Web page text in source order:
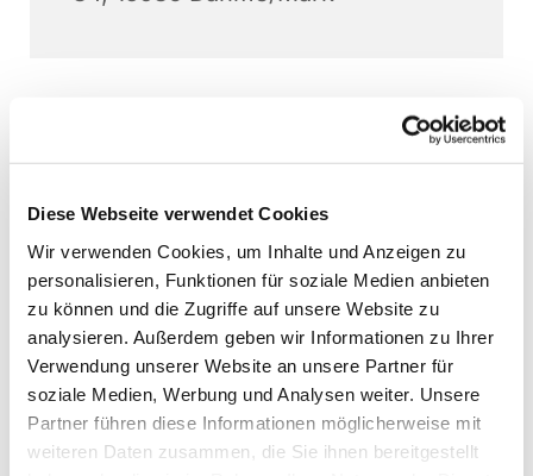
Diese Webseite verwendet Cookies
Wir verwenden Cookies, um Inhalte und Anzeigen zu
personalisieren, Funktionen für soziale Medien anbieten
zu können und die Zugriffe auf unsere Website zu
analysieren. Außerdem geben wir Informationen zu Ihrer
Verwendung unserer Website an unsere Partner für
soziale Medien, Werbung und Analysen weiter. Unsere
Partner führen diese Informationen möglicherweise mit
weiteren Daten zusammen, die Sie ihnen bereitgestellt